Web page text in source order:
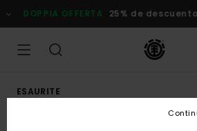
alle
informazioni
prodotto
DOPPIA OFFERTA 25% de descuento
ESAURITE